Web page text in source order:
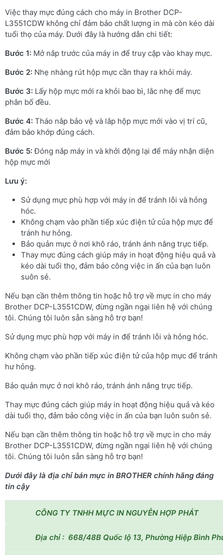
Việc thay mực đúng cách cho máy in Brother DCP-
L3551CDW không chỉ đảm bảo chất lượng in mà còn kéo dài
tuổi thọ của máy. Dưới đây là hướng dẫn chi tiết:
Bước 1: Mở nắp trước của máy in để truy cập vào khay mực.
Bước 2: Nhẹ nhàng rút hộp mực cần thay ra khỏi máy.
Bước 3: Lấy hộp mực mới ra khỏi bao bì, lắc nhẹ để mực
phân bố đều.
Bước 4: Tháo nắp bảo vệ và lắp hộp mực mới vào vị trí cũ,
đảm bảo khớp đúng cách.
Bước 5:Đóng nắp máy in và khởi động lại để máy nhận diện
hộp mực mới
Lưu ý:
Sử dụng mực phù hợp với máy in để tránh lỗi và hỏng
hóc.
Không chạm vào phần tiếp xúc điện tử của hộp mực để
tránh hư hỏng.
Bảo quản mực ở nơi khô ráo, tránh ánh nắng trực tiếp.
Thay mực đúng cách giúp máy in hoạt động hiệu quả và
kéo dài tuổi thọ, đảm bảo công việc in ấn của bạn luôn
suôn sẻ.
Nếu bạn cần thêm thông tin hoặc hỗ trợ về mực in cho máy
Brother DCP-L3551CDW, đừng ngần ngại liên hệ với chúng
tôi. Chúng tôi luôn sẵn sàng hỗ trợ bạn!
Sử dụng mực phù hợp với máy in để tránh lỗi và hỏng hóc.
Không chạm vào phần tiếp xúc điện tử của hộp mực để tránh
hư hỏng.
Bảo quản mực ở nơi khô ráo, tránh ánh nắng trực tiếp.
Thay mực đúng cách giúp máy in hoạt động hiệu quả và kéo
dài tuổi thọ, đảm bảo công việc in ấn của bạn luôn suôn sẻ.
Nếu bạn cần thêm thông tin hoặc hỗ trợ về mực in cho máy
Brother DCP-L3551CDW, đừng ngần ngại liên hệ với chúng
tôi. Chúng tôi luôn sẵn sàng hỗ trợ bạn!
Dưới đây là địa chỉ bán mực in BROTHER chính hãng đáng
tin cậy
CÔNG TY TNHH MỰC IN NGUYỄN HỢP PHÁT
Địa chỉ : 668/48B Quốc lộ 13, Phường Hiệp Bình